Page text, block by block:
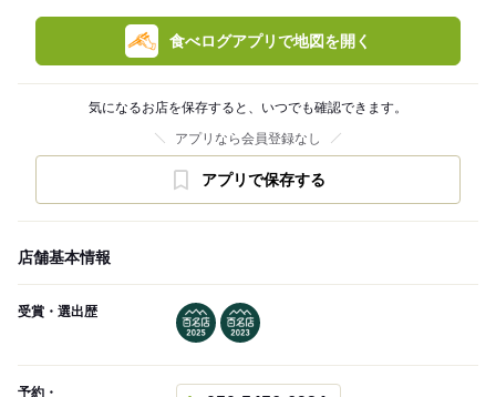
食べログアプリで地図を開く
気になるお店を保存すると、いつでも確認できます。
アプリなら会員登録なし
アプリで保存する
店舗基本情報
受賞・選出歴
予約・